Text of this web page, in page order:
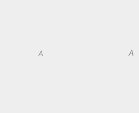
A A